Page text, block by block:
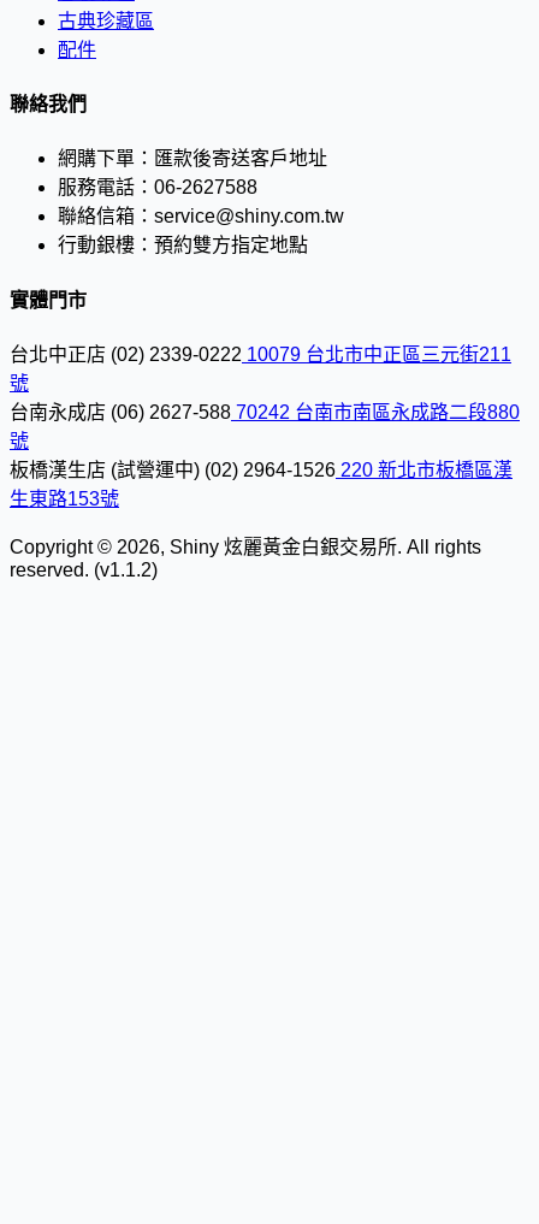
古典珍藏區
配件
聯絡我們
網購下單： 匯款後寄送客戶地址
服務電話： 06-2627588
聯絡信箱： service@shiny.com.tw
行動銀樓： 預約雙方指定地點
實體門市
台北中正店 (02) 2339-0222 10079 台北市中正區三元街211
號
台南永成店 (06) 2627-588 70242 台南市南區永成路二段880
號
板橋漢生店 (試營運中) (02) 2964-1526 220 新北市板橋區漢
生東路153號
Copyright © 2026, Shiny 炫麗黃金白銀交易所. All rights
reserved. (v1.1.2)